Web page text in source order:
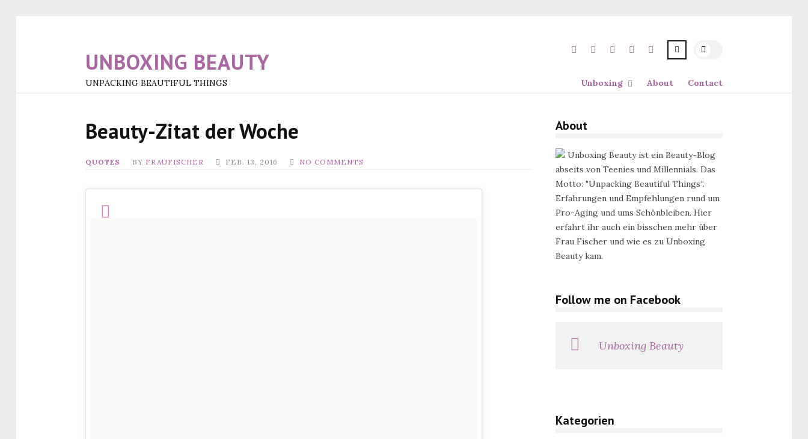
UNBOXING BEAUTY
UNPACKING BEAUTIFUL THINGS Unboxing About Contact
Beauty-Zitat der Woche
QUOTES BY FRAUFISCHER FEB. 13, 2016 NO COMMENTS
About
Unboxing Beauty ist ein Beauty-Blog
abseits von Teenies und Millennials. Das
Motto: "Unpacking Beautiful Things“.
Erfahrungen und Empfehlungen rund um
Pro-Aging und ums Schönbleiben. Hier
erfahrt ihr auch ein bisschen mehr über
Frau Fischer und wie es zu Unboxing
Beauty kam.
Follow me on Facebook
Unboxing Beauty
Kategorien